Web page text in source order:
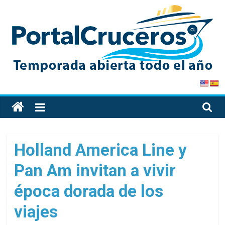
content
PortalCruceros
Toda
la
de
cruceros
en
un
solo
Holland America Line y
Pan Am invitan a vivir
época dorada de los
viajes